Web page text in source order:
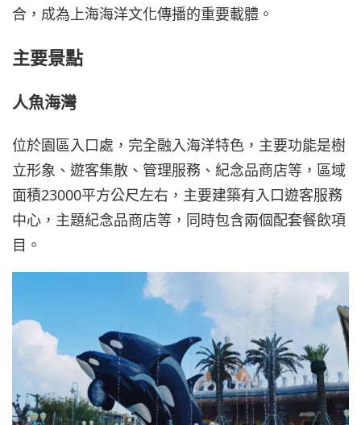
合，成為上海海洋文化傳播的重要載體。
主要景點
人魚海灣
位於園區入口處，完全融入海洋特色，主要功能是樹
立形象、遊客集散、管理服務、紀念品商店等，區域
面積23000平方公尺左右，主要建築有入口遊客服務
中心，主題紀念品商店等，同時包含兩個配套餐飲項
目。